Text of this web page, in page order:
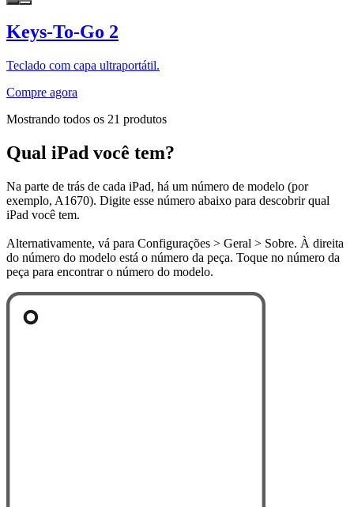
Keys-To-Go 2
Teclado com capa ultraportátil.
Compre agora
Mostrando todos os 21 produtos
Qual iPad você tem?
Na parte de trás de cada iPad, há um número de modelo (por
exemplo, A1670). Digite esse número abaixo para descobrir qual
iPad você tem.
Alternativamente, vá para Configurações > Geral > Sobre. À direita
do número do modelo está o número da peça. Toque no número da
peça para encontrar o número do modelo.